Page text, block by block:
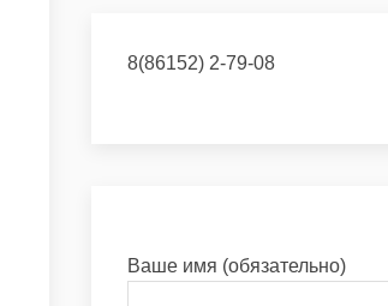
8(86152) 2-79-08
Ваше имя (обязательно)